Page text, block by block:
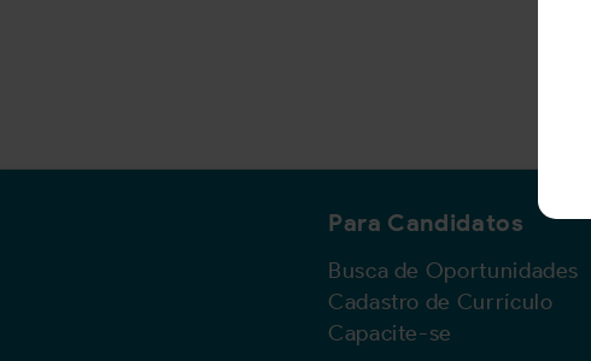
Para Candidatos
Busca de Oportunidades
Cadastro de Currículo
Capacite-se